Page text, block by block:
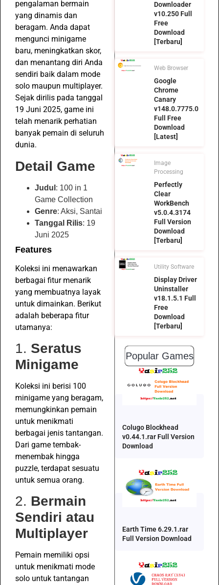
pengalaman bermain
yang dinamis dan
beragam. Anda dapat
mengunci minigame
baru, meningkatkan skor,
dan menantang diri Anda
sendiri baik dalam mode
solo maupun multiplayer.
Sejak dirilis pada tanggal
19 Juni 2025, game ini
telah menarik perhatian
banyak pemain di seluruh
dunia.
Detail Game
Judul : 100 in 1
Game Collection
Genre: Aksi, Santai
Tanggal Rilis: 19
Juni 2025
Features
Koleksi ini menawarkan
berbagai fitur menarik
yang membuatnya layak
untuk dimainkan. Berikut
adalah beberapa fitur
utamanya:
1. Seratus
Minigame
Koleksi ini berisi 100
minigame yang beragam,
memungkinkan pemain
untuk menikmati
berbagai jenis tantangan.
Dari game tembak-
menembak hingga
puzzle, terdapat sesuatu
untuk semua orang.
2. Bermain
Sendiri atau
Multiplayer
Pemain memiliki opsi
untuk menikmati mode
solo untuk tantangan
Downloader
v10.250 Full
Free
Download
[Terbaru]
Web Browser
Google
Chrome
Canary
v148.0.7775.0
Full Free
Download
[Latest]
Image
Processing
Perfectly
Clear
WorkBench
v5.0.4.3174
Full Version
Download
[Terbaru]
Utility Software
Display Driver
Uninstaller
v18.1.5.1 Full
Free
Download
[Terbaru]
Popular Games
Colugo Blockhead
v0.44.1.rar Full Version
Download
Earth Time 6.29.1.rar
Full Version Download